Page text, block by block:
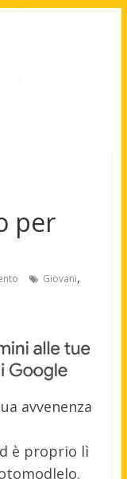
per
Giovani,
avvenenza
è proprio lì